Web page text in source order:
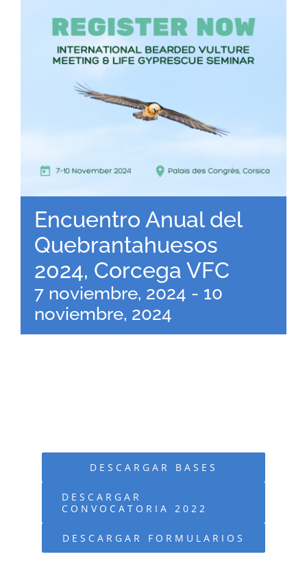
NOTICIAS
Encuentro Anual del
Quebrantahuesos
2024, Corcega VFC
7 noviembre, 2024 - 10
noviembre, 2024
DESCARGAR BASES
DESCARGAR
CONVOCATORIA 2022
DESCARGAR FORMULARIOS